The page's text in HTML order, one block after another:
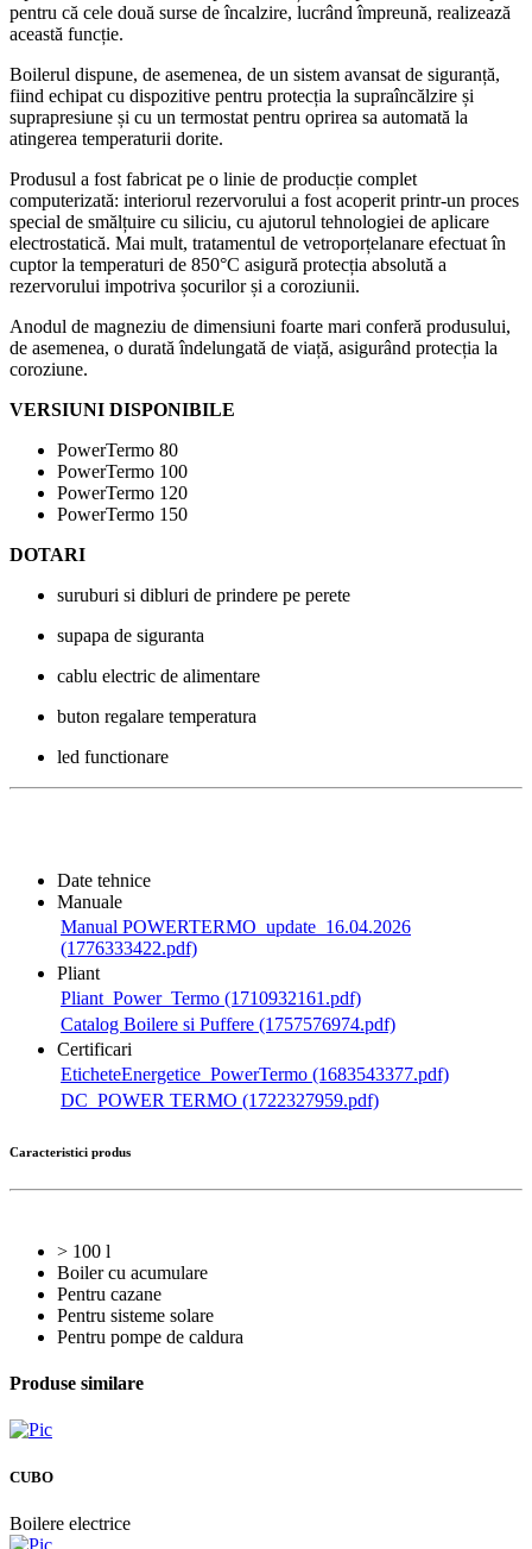
pentru că cele două surse de încalzire, lucrând împreună, realizează
această funcție.
Boilerul dispune, de asemenea, de un sistem avansat de siguranță,
fiind echipat cu dispozitive pentru protecția la supraîncălzire și
suprapresiune și cu un termostat pentru oprirea sa automată la
atingerea temperaturii dorite.
Produsul a fost fabricat pe o linie de producție complet
computerizată: interiorul rezervorului a fost acoperit printr-un proces
special de smălțuire cu siliciu, cu ajutorul tehnologiei de aplicare
electrostatică. Mai mult, tratamentul de vetroporțelanare efectuat în
cuptor la temperaturi de 850°C asigură protecția absolută a
rezervorului impotriva șocurilor și a coroziunii.
Anodul de magneziu de dimensiuni foarte mari conferă produsului,
de asemenea, o durată îndelungată de viață, asigurând protecția la
coroziune.
VERSIUNI DISPONIBILE
PowerTermo 80
PowerTermo 100
PowerTermo 120
PowerTermo 150
DOTARI
suruburi si dibluri de prindere pe perete
supapa de siguranta
cablu electric de alimentare
buton regalare temperatura
led functionare
Date tehnice
Manuale
Manual POWERTERMO_update_16.04.2026
(1776333422.pdf)
Pliant
Pliant_Power_Termo (1710932161.pdf)
Catalog Boilere si Puffere (1757576974.pdf)
Certificari
EticheteEnergetice_PowerTermo (1683543377.pdf)
DC_POWER TERMO (1722327959.pdf)
Caracteristici produs
> 100 l
Boiler cu acumulare
Pentru cazane
Pentru sisteme solare
Pentru pompe de caldura
Produse similare
CUBO
Boilere electrice